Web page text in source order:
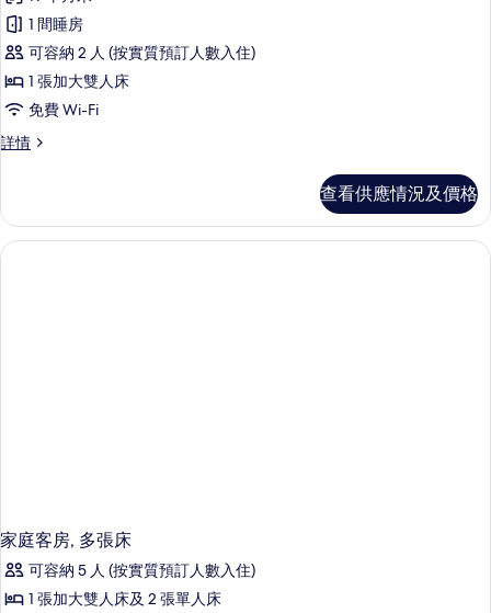
及
1
張
梳
化
市
景
床
及
張
梳
化
床,
城
詳
情
有
客
房,
1
張
加
雙
人
1 間睡房
可容納 2 人 (按實質預訂人數入住)
1 張加大雙人床
免費 Wi-Fi
詳情
客
加
大
雙
查看供應情況及價格
家庭客房, 多張床
可容納 5 人 (按實質預訂人數入住)
1 張加大雙人床及 2 張單人床